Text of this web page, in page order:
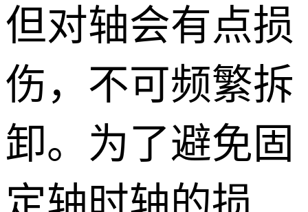
但对轴会有点损
伤，不可频繁拆
卸。为了避免固